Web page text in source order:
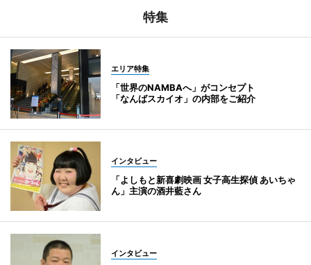
特集
エリア特集
「世界のNAMBAへ」がコンセプト
「なんばスカイオ」の内部をご紹介
インタビュー
「よしもと新喜劇映画 女子高生探偵 あいちゃ
ん」主演の酒井藍さん
インタビュー